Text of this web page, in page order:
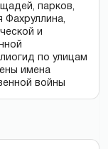
парков,
Фахруллина,
и
по улицам
имена
войны